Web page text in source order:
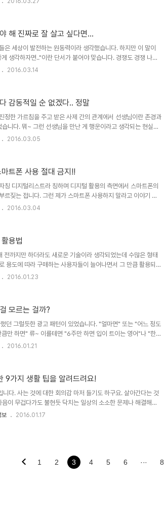
지 않은 바램 중 하납니다. 다행인 건 인터넷 세상이란 거죠. 얼
응답하라 1988"의 주제곡이라 할 수 있..
해 진짜로 잘 살고 싶다면...
은 세상이 발전하는 원동력이라 생각했습니다. 하지만 이 말이
생각하자면.."이란 단서가 붙어야 맞습니다. 경쟁도 경쟁 나름
지국가로부터 들려오는 이야기 중 경쟁 보다 협력이 더 좋은 결
좋았던 건 대부분 그나마도 순간에 불과했다고 기억됩니다. 이
왜곡된 소유욕이라고 하는 욕심을 ..
2016.03.14
감동적일 순 없겠다.. 정말
정한 가르침을 주고 받은 사제 간의 관계에서 선생님이란 존경과
니다. 뭐~ 그런 선생님을 만난 게 행운이라고 생각되는 현실인
래 사람과 사람의 관계란 정이 흐르는 것이 기본일테지만, 주어
, 선생님과 제자들의 관계란 어느 특정 지역에 한정되는 게 아닙
회"의 한 장면 "훌륭한 선생님은 학생들의 삶을 바꾸기도 합..
2016.03.05
트폰 사용 절대 금지!!
디지털리스트라 칭하며 디지털 활용의 측면에서 스마트폰의
르짖는 접니다. 그런 제가 스마트폰 사용하지 말라고 이야기 하
수 없습니다만 몸이 움직이고 있을 때 만큼은 절대.. 절대 하지 말
아직 인공지능의 시대도 아니고, 인간의 뇌와 칩이
불과합니다. 중요한 건 지금 당장입니다. 순간..
2016.03.04
용법
까지만 하더라도 새로운 기술이라 생각되었는데 수많은 형태
용도에 따라 구매하는 사용자들이 늘어나면서 그 만큼 활용되는
니다. 밤 하늘에 불꽃놀이를 하듯 멋지게 수놓는 것에서 음악을
이야기합니다만, 어떤 면에서 본질이란 간단한 건 아니라는 생
면 어떤 특정 인물이나 나라가 싫다고 그 싫은 것을 대입하여 어
2016.01.23
모르는 걸까?
던 그럴듯한 광고 패턴이 있었습니다. "얼마면" 또는 "어느 정도
만 하면" 류~ 이를테면 "6주만 하면 입이 트이는 영어"나 "한달
"은 그 대표적인 예가 될겁니다. 이미지 출처:
하면 된다는 식을 기대하지 마십시오. 꾸준히 한다는 약속만 하
" 서로 다른 광고 방법의 일환일지는 알 수 없지만... ..
2016.01.21
9가지 생활 팁을 알려드려요!
니다. 사는 것에 대한 회의감 마저 들기도 하구요. 살아간다는 것
이 무겁다가도 불현듯 닥치는 일상의 소소한 문제나 해결해야
하는 경우가 허다합니다. 무거운 마음이라도 그런 상황에서 이런
영상이긴 합니다만... ^^ 1. 고정용 꺽쇠로 간..
보 2016.01.17
1 2 3 4 5 6 ··· 8